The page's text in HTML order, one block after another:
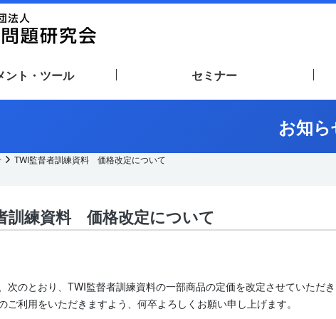
ント・ツール セミナー
お知ら
TWI監督者訓練資料 価格改定について
訓練資料 価格改定について
次のとおり、TWI監督者訓練資料の一部商品の定価を改定させていただき
ご利用をいただきますよう、何卒よろしくお願い申し上げます。